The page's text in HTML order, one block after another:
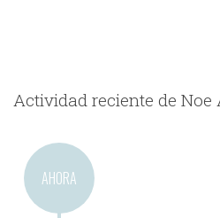
Actividad reciente de Noe
AHORA